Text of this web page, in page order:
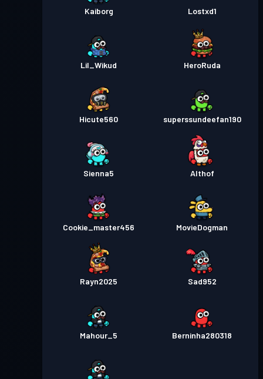
Kaiborg Lostxd1
Lil_Wikud HeroRuda
Hicute560 superssundeefan190
Sienna5 Althof
Cookie_master456 MovieDogman
Rayn2025 Sad952
Mahour_5 Berninha280318